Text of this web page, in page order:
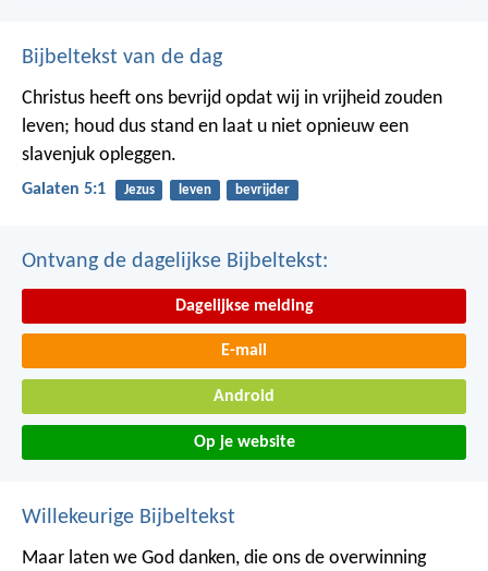
Bijbeltekst van de dag
Christus heeft ons bevrijd opdat wij in vrijheid zouden
leven; houd dus stand en laat u niet opnieuw een
slavenjuk opleggen.
Galaten 5:1 Jezus leven bevrijder
Ontvang de dagelijkse Bijbeltekst:
Dagelijkse melding
E-mail
Android
Op je website
Willekeurige Bijbeltekst
Maar laten we God danken, die ons de overwinning